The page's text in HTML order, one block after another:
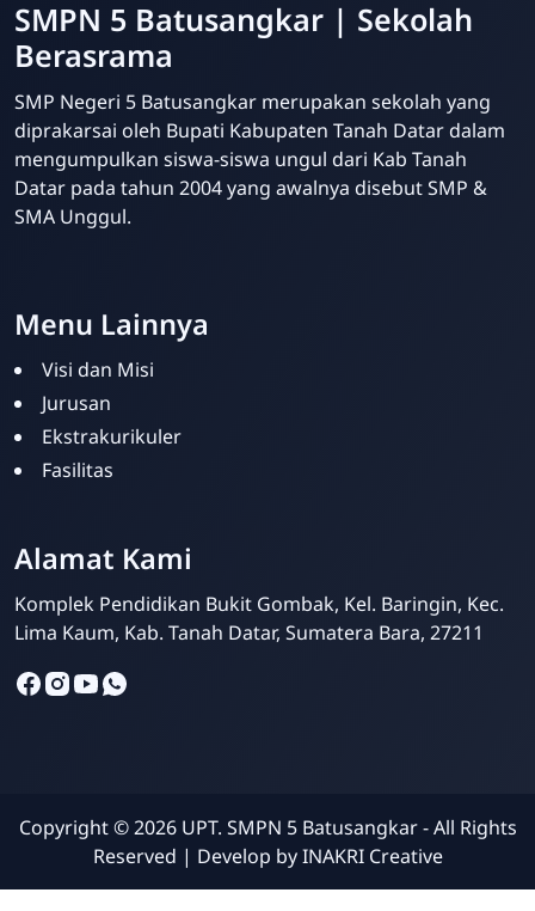
SMPN 5 Batusangkar | Sekolah
Berasrama
SMP Negeri 5 Batusangkar merupakan sekolah yang
diprakarsai oleh Bupati Kabupaten Tanah Datar dalam
mengumpulkan siswa-siswa ungul dari Kab Tanah
Datar pada tahun 2004 yang awalnya disebut SMP &
SMA Unggul.
Menu Lainnya
Visi dan Misi
Jurusan
Ekstrakurikuler
Fasilitas
Alamat Kami
Komplek Pendidikan Bukit Gombak, Kel. Baringin, Kec.
Lima Kaum, Kab. Tanah Datar, Sumatera Bara, 27211
Copyright ©2026UPT. SMPN 5 Batusangkar - All Rights
Reserved | Develop byINAKRI Creative